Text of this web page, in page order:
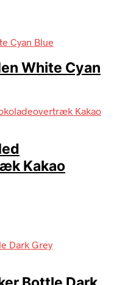
White Cyan
Kakao